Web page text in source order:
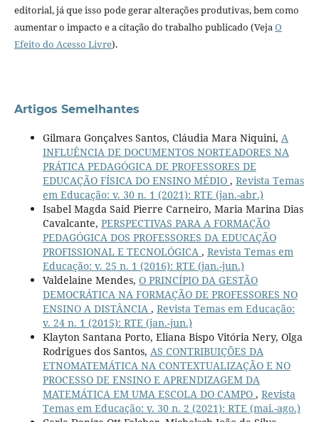
editorial, já que isso pode gerar alterações produtivas, bem como
aumentar o impacto e a citação do trabalho publicado (VejaO
Efeito do Acesso Livre).
Artigos Semelhantes
Gilmara Gonçalves Santos, Cláudia Mara Niquini, A
INFLUÊNCIA DE DOCUMENTOS NORTEADORES NA
PRÁTICA PEDAGÓGICA DE PROFESSORES DE
EDUCAÇÃO FÍSICA DO ENSINO MÉDIO , Revista Temas
em Educação: v. 30 n. 1 (2021): RTE (jan.-abr.)
Isabel Magda Said Pierre Carneiro, Maria Marina Dias
Cavalcante, PERSPECTIVAS PARA A FORMAÇÃO
PEDAGÓGICA DOS PROFESSORES DA EDUCAÇÃO
PROFISSIONAL E TECNOLÓGICA , Revista Temas em
Educação: v. 25 n. 1 (2016): RTE (jan.-jun.)
Valdelaine Mendes, O PRINCÍPIO DA GESTÃO
DEMOCRÁTICA NA FORMAÇÃO DE PROFESSORES NO
ENSINO A DISTÂNCIA , Revista Temas em Educação:
v. 24 n. 1 (2015): RTE (jan.-jun.)
Klayton Santana Porto, Eliana Bispo Vitória Nery, Olga
Rodrigues dos Santos, AS CONTRIBUIÇÕES DA
ETNOMATEMÁTICA NA CONTEXTUALIZAÇÃO E NO
PROCESSO DE ENSINO E APRENDIZAGEM DA
MATEMÁTICA EM UMA ESCOLA DO CAMPO , Revista
Temas em Educação: v. 30 n. 2 (2021): RTE (mai.-ago.)